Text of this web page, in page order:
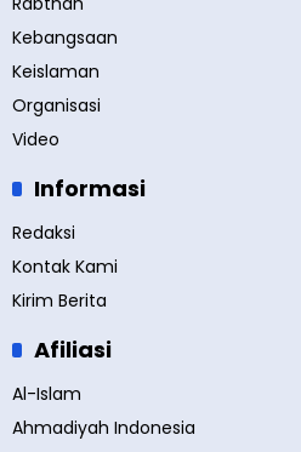
Kebangsaan
Keislaman
Organisasi
Video
Informasi
Redaksi
Kontak Kami
Kirim Berita
Afiliasi
Al-Islam
Ahmadiyah Indonesia